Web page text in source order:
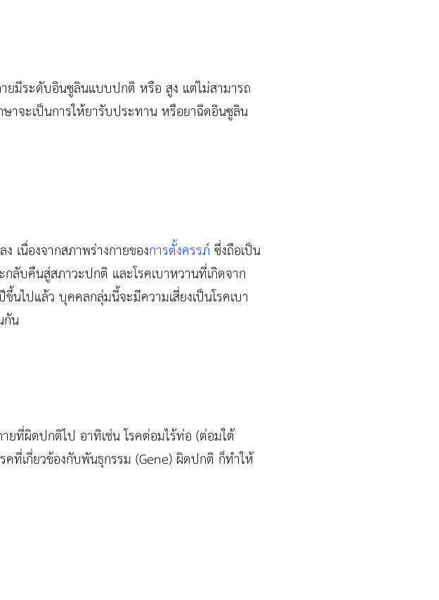
ยมีระดับอินซูลินแบบปกติ หรือ สูง แต่ไม่สามารถ
าจะเป็นการให้ยารับประทาน หรือยาฉีดอินซูลิน
เนื่องจากสภาพร่างกายของการตั้งครรภ์ซึ่งถือเป็น
กลับคืนสู่สภาวะปกติ และโรคเบาหวานที่เกิดจาก
นไปแล้ว บุคคลกลุ่มนี้จะมีความเสี่ยงเป็นโรคเบา
กัน
ยที่ผิดปกติไป อาทิเช่น โรคต่อมไร้ท่อ (ต่อมใต้
คที่เกี่ยวข้องกับพันธุกรรม (Gene) ผิดปกติ ก็ทำให้